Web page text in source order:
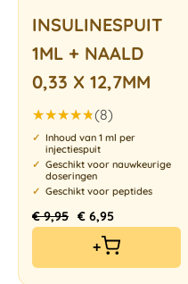
INSULINESPUIT
1ML + NAALD
0,33 X 12,7MM
Gewaardeerd
4.75uit
5
(8)
Inhoud van 1 ml per
injectiespuit
Geschikt voor nauwkeurige
doseringen
Geschikt voor peptides
€9,95 € 6,95
+